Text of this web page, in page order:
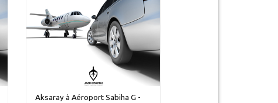
Aksaray à Aéroport Sabiha G -